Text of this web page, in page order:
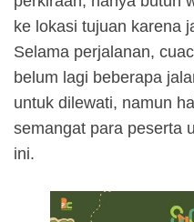
ke lokasi tujuan karena
Selama perjalanan,
belum lagi beberapa
untuk dilewati, namun
semangat para peserta
ini.